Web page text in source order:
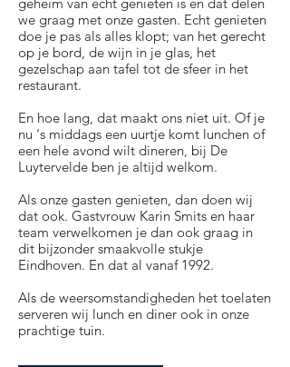
we graag met onze gasten. Echt genieten
doe je pas als alles klopt; van het gerecht
op je bord, de wijn in je glas, het
gezelschap aan tafel tot de sfeer in het
restaurant.
En hoe lang, dat maakt ons niet uit. Of je
nu ‘s middags een uurtje komt lunchen of
een hele avond wilt dineren, bij De
Luytervelde ben je altijd welkom.
Als onze gasten genieten, dan doen wij
dat ook. Gastvrouw Karin Smits en haar
team verwelkomen je dan ook graag in
dit bijzonder smaakvolle stukje
Eindhoven. En dat al vanaf 1992.
Als de weersomstandigheden het toelaten
serveren wij lunch en diner ook in onze
prachtige tuin.